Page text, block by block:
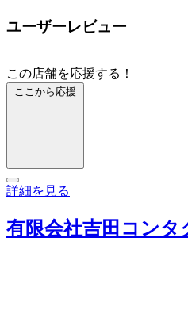
ユーザーレビュー
この店舗を応援する！
ここから応援
詳細を見る
有限会社吉田コンタ